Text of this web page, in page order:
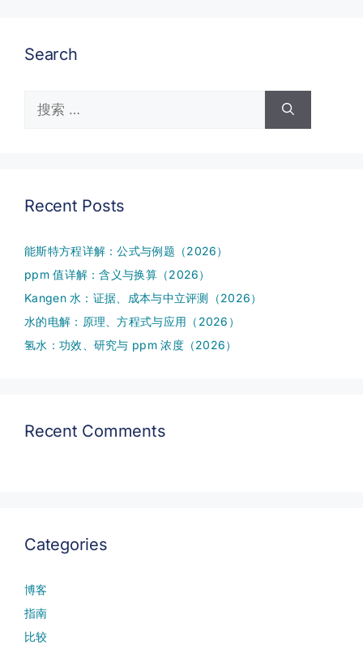
Search
索：
Recent Posts
能斯特方程详解：公式与例题（2026）
ppm 值详解：含义与换算（2026）
Kangen 水：证据、成本与中立评测（2026）
水的电解：原理、方程式与应用（2026）
氢水：功效、研究与 ppm 浓度（2026）
Recent Comments
Categories
博客
指南
比较